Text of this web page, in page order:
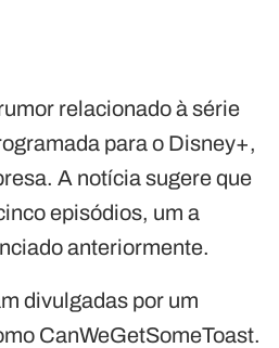
relacionado à série
para o Disney+,
A notícia sugere que
episódios, um a
anteriormente.
divulgadas por um
CanWeGetSomeToast.